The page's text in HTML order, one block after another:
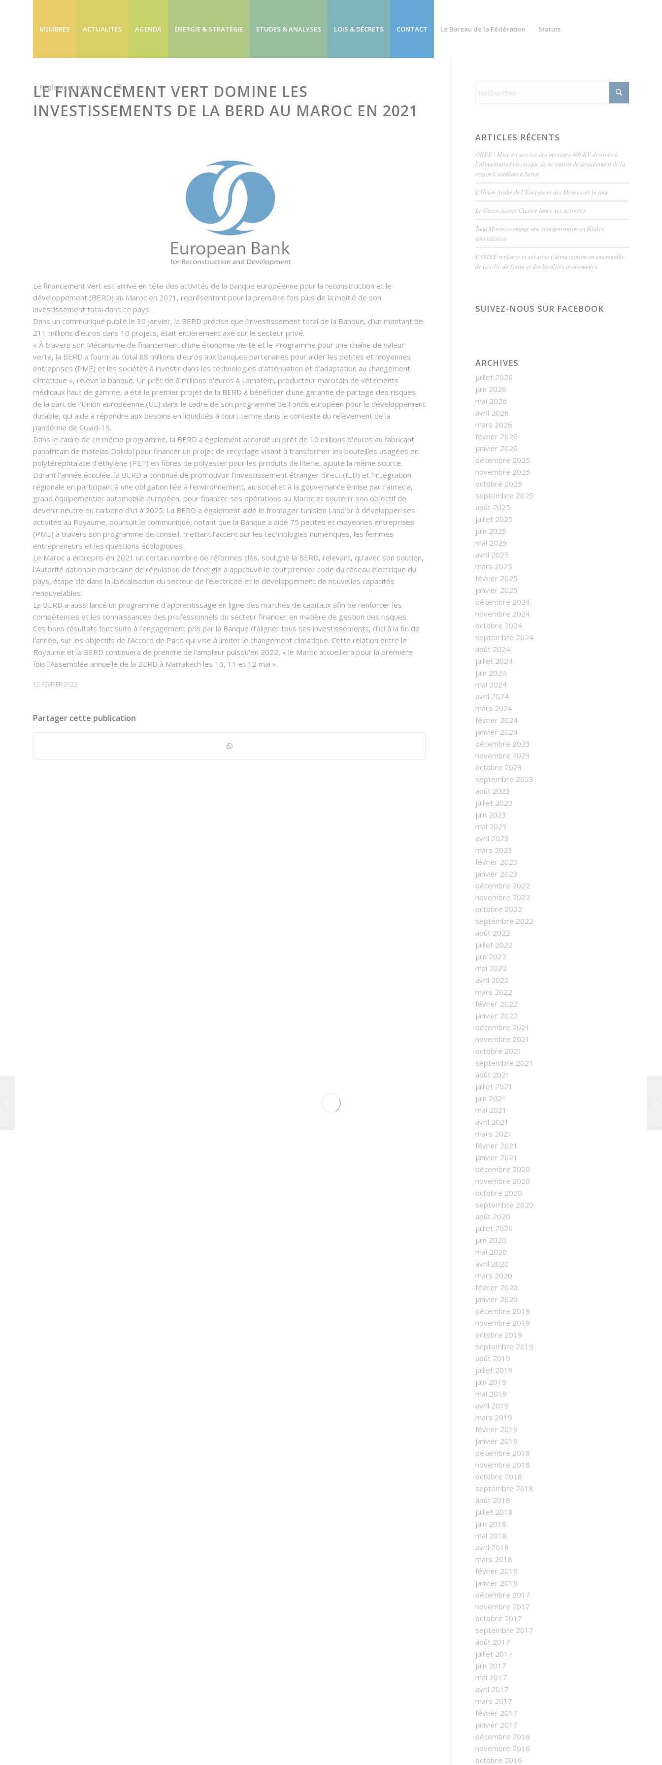
MEMBRES ACTUALITÉS AGENDA ÉNERGIE & STRATÉGIE ETUDES & ANALYSES LOIS & DÉCRETS CONTACT Le Bureau de la Fédération Statuts
Réglement intérieur
LE FINANCEMENT VERT DOMINE LES
INVESTISSEMENTS DE LA BERD AU MAROC EN 2021
Le financement vert est arrivé en tête des activités de la Banque européenne pour la reconstruction et le
développement (BERD) au Maroc en 2021, représentant pour la première fois plus de la moitié de son
investissement total dans ce pays.
Dans un communiqué publié le 30 janvier, la BERD précise que l’investissement total de la Banque, d’un montant de
211 millions d’euros dans 10 projets, était entièrement axé sur le secteur privé.
« À travers son Mécanisme de financement d’une économie verte et le Programme pour une chaîne de valeur
verte, la BERD a fourni au total 88 millions d’euros aux banques partenaires pour aider les petites et moyennes
entreprises (PME) et les sociétés à investir dans les technologies d’atténuation et d’adaptation au changement
climatique », relève la banque. Un prêt de 6 millions d’euros à Lamatem, producteur marocain de vêtements
médicaux haut de gamme, a été le premier projet de la BERD à bénéficier d’une garantie de partage des risques
de la part de l’Union européenne (UE) dans le cadre de son programme de Fonds européen pour le développement
durable, qui aide à répondre aux besoins en liquidités à court terme dans le contexte du relèvement de la
pandémie de Covid-19.
Dans le cadre de ce même programme, la BERD a également accordé un prêt de 10 millions d’euros au fabricant
panafricain de matelas Dolidol pour financer un projet de recyclage visant à transformer les bouteilles usagées en
polytéréphtalate d’éthylène (PET) en fibres de polyester pour les produits de literie, ajoute la même source.
Durant l’année écoulée, la BERD a continué de promouvoir l’investissement étranger direct (IED) et l’intégration
régionale en participant à une obligation liée à l’environnement, au social et à la gouvernance émise par Faurecia,
grand équipementier automobile européen, pour financer ses opérations au Maroc et soutenir son objectif de
devenir neutre en carbone d’ici à 2025. La BERD a également aidé le fromager tunisien Land’or à développer ses
activités au Royaume, poursuit le communiqué, notant que la Banque a aidé 75 petites et moyennes entreprises
(PME) à travers son programme de conseil, mettant l’accent sur les technologies numériques, les femmes
entrepreneurs et les questions écologiques.
Le Maroc a entrepris en 2021 un certain nombre de réformes clés, souligne la BERD, relevant, qu’avec son soutien,
l’Autorité nationale marocaine de régulation de l’énergie a approuvé le tout premier code du réseau électrique du
pays, étape clé dans la libéralisation du secteur de l’électricité et le développement de nouvelles capacités
renouvelables.
La BERD a aussi lancé un programme d’apprentissage en ligne des marchés de capitaux afin de renforcer les
compétences et les connaissances des professionnels du secteur financier en matière de gestion des risques.
Ces bons résultats font suite à l’engagement pris par la Banque d’aligner tous ses investissements, d’ici à la fin de
l’année, sur les objectifs de l’Accord de Paris qui vise à limiter le changement climatique. Cette relation entre le
Royaume et la BERD continuera de prendre de l’ampleur puisqu’en 2022, « le Maroc accueillera pour la première
fois l’Assemblée annuelle de la BERD à Marrakech les 10, 11 et 12 mai ».
12 FÉVRIER 2022
Partager cette publication
ARTICLES RÉCENTS
ONEE : Mise en service des ouvrages 400 KV destinés à
l’alimentation électrique de la station de dessalement de la
région Casablanca-Settat
L’Union Arabe de l’Énergie et des Mines voit le jour
Le Green Assets Cluster lance ses activités
Taqa Morocco engage une réorganisation en filiales
spécialisées
L’ONEE renforce et sécurise l’alimentation en eau potable
de la ville de Settat et des localités avoisinantes
SUIVEZ-NOUS SUR FACEBOOK
ARCHIVES
juillet 2026
juin 2026
mai 2026
avril 2026
mars 2026
février 2026
janvier 2026
décembre 2025
novembre 2025
octobre 2025
septembre 2025
août 2025
juillet 2025
juin 2025
mai 2025
avril 2025
mars 2025
février 2025
janvier 2025
décembre 2024
novembre 2024
octobre 2024
septembre 2024
août 2024
juillet 2024
juin 2024
mai 2024
avril 2024
mars 2024
février 2024
janvier 2024
décembre 2023
novembre 2023
octobre 2023
septembre 2023
août 2023
juillet 2023
juin 2023
mai 2023
avril 2023
mars 2023
février 2023
janvier 2023
décembre 2022
novembre 2022
octobre 2022
septembre 2022
août 2022
juillet 2022
juin 2022
mai 2022
avril 2022
mars 2022
février 2022
janvier 2022
décembre 2021
novembre 2021
octobre 2021
septembre 2021
août 2021
juillet 2021
juin 2021
mai 2021
avril 2021
mars 2021
février 2021
janvier 2021
décembre 2020
novembre 2020
octobre 2020
septembre 2020
août 2020
juillet 2020
juin 2020
mai 2020
avril 2020
mars 2020
février 2020
janvier 2020
décembre 2019
novembre 2019
octobre 2019
septembre 2019
août 2019
juillet 2019
juin 2019
mai 2019
avril 2019
mars 2019
février 2019
janvier 2019
décembre 2018
novembre 2018
octobre 2018
septembre 2018
août 2018
juillet 2018
juin 2018
mai 2018
avril 2018
mars 2018
février 2018
janvier 2018
décembre 2017
novembre 2017
octobre 2017
septembre 2017
août 2017
juillet 2017
juin 2017
mai 2017
avril 2017
mars 2017
février 2017
janvier 2017
décembre 2016
novembre 2016
octobre 2016